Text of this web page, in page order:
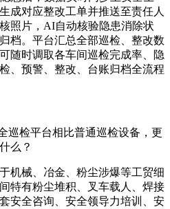
成对应整改工单并推送至责任人
照片，AI自动核验隐患消除状
档。平台汇总全部巡检、整改数
随时调取各车间巡检完成率、隐
、预警、整改、台账归档全流程
巡检平台相比普通巡检设备，更
么？
机械、冶金、粉尘涉爆等工贸细
特有粉尘堆积、叉车载人、焊接
安全咨询、安全领导力培训、安